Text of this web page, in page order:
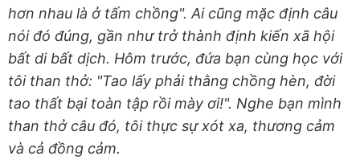
hơn nhau là ở tấm chồng". Ai cũng mặc định câu
nói đó đúng, gần như trở thành định kiến xã hội
bất di bất dịch. Hôm trước, đứa bạn cùng học với
tôi than thở: "Tao lấy phải thằng chồng hèn, đời
tao thất bại toàn tập rồi mày ơi!". Nghe bạn mình
than thở câu đó, tôi thực sự xót xa, thương cảm
và cả đồng cảm.